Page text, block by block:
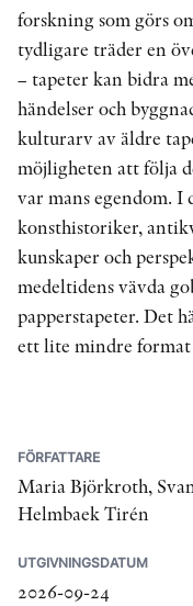
forskning som görs
tydligare träder en
– tapeter kan bidra
händelser och
kulturarv av äldre
möjligheten att följa
var mans egendom.
konsthistoriker,
kunskaper och
medeltidens vävda
papperstapeter. Det
ett lite mindre
FÖRFATTARE
Maria Björkroth,
Helmbaek Tirén
UTGIVNINGSDATUM
2026-09-24